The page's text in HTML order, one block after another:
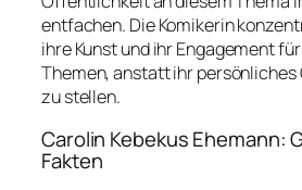
entfachen. Die Komikerin
ihre Kunst und ihr Engagement
Themen, anstatt ihr persönliches
zu stellen.
Carolin Kebekus Ehemann:
Fakten